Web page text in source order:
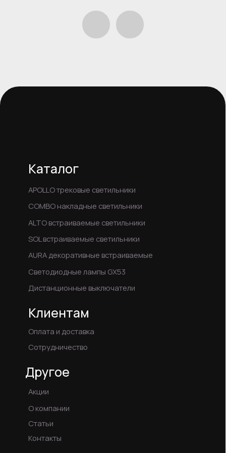
Политика конфиденциальности
Информация для правообладателей
Контакты
Пн-Пт: 09:00 – 18:00 (МСК+4)
Данный сайт не является публичной офертой